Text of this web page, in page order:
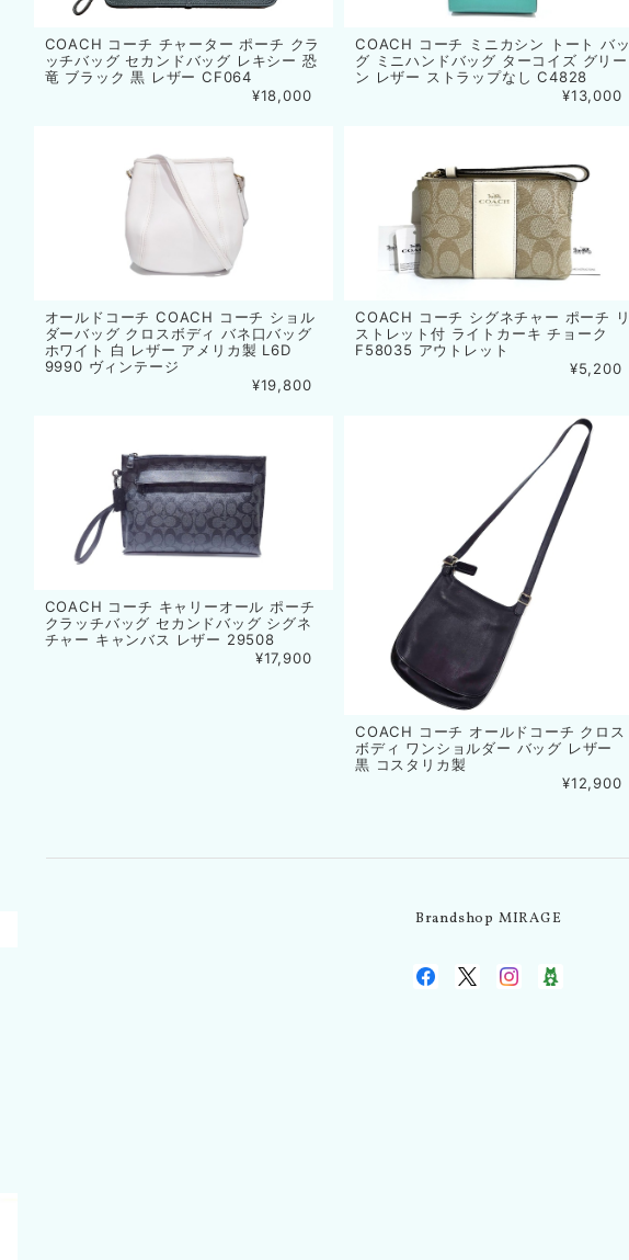
COACH コーチ チャーター ポーチ クラ
ッチバッグ セカンドバッグ レキシー 恐
竜 ブラック 黒 レザー CF064
¥18,000
COACH コーチ ミニカシン トート バッ
グ ミニハンドバッグ ターコイズ グリー
ン レザー ストラップなし C4828
¥13,000
オールドコーチ COACH コーチ ショル
ダーバッグ クロスボディ バネ口バッグ
ホワイト 白 レザー アメリカ製 L6D
9990 ヴィンテージ
¥19,800
COACH コーチ シグネチャー ポーチ リ
ストレット付 ライトカーキ チョーク
F58035 アウトレット
¥5,200
COACH コーチ キャリーオール ポーチ
クラッチバッグ セカンドバッグ シグネ
チャー キャンバス レザー 29508
¥17,900
COACH コーチ オールドコーチ クロス
ボディ ワンショルダー バッグ レザー
黒 コスタリカ製
¥12,900
Brandshop MIRAGE